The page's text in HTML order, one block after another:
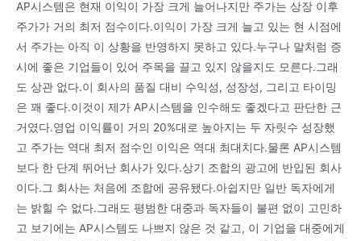
AP시스템은 현재 이익이 가장 크게 늘어나지만 주가는 상장 이후
주가가 거의 최저 점수이다.이익이 가장 크게 늘고 있는 현 시점에
서 주가는 아직 이 상황을 반영하지 못하고 있다.누구나 말처럼 증
시에 좋은 기업들이 있어 주목을 끌고 있지 않을지도 모른다.그래
도 상관 없다.이 회사의 품질 대비 수익성, 성장성, 그리고 타이밍
은 꽤 좋다.이것이 제가 AP시스템을 인수해도 좋겠다고 판단한 근
거였다.영업 이익률이 거의 20%대로 높아지는 두 자릿수 성장했
고 주가는 역대 최저 점수인 이익은 역대 최대치다.물론 AP시스템
보다 한 단계 뛰어난 회사가 있다.상기 조합의 광고에 반입된 회사
이다.그 회사는 처음에 조합에 공유됐다.아쉽지만 일반 독자에게
는 밝힐 수 없다.그래도 평범한 대중과 독자들이 불편 없이 고민하
고 보기에는 AP시스템도 나쁘지 않은 것 같고, 이 기업을 대중에게